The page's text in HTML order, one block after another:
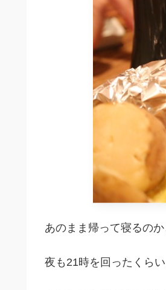
あのまま帰って寝るのか
夜も21時を回ったくらい